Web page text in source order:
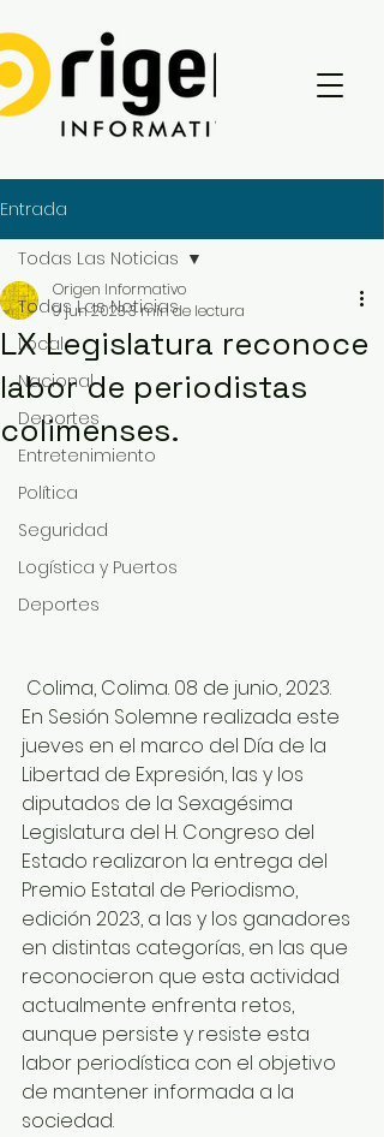
Entrada
Todas Las Noticias
Local
Nacional
Deportes
Entretenimiento
Política
Seguridad
Logística y Puertos
Deportes
Todas Las Noticias
LX Legislatura reconoce
labor de periodistas
colimenses.
Origen Informativo
9 jun 20233 min de lectura
Colima, Colima. 08 de junio, 2023.
En Sesión Solemne realizada este
jueves en el marco del Día de la
Libertad de Expresión, las y los
diputados de la Sexagésima
Legislatura del H. Congreso del
Estado realizaron la entrega del
Premio Estatal de Periodismo,
edición 2023, a las y los ganadores
en distintas categorías, en las que
reconocieron que esta actividad
actualmente enfrenta retos,
aunque persiste y resiste esta
labor periodística con el objetivo
de mantener informada a la
sociedad.